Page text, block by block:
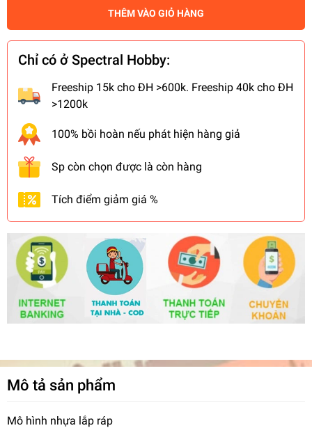
THÊM VÀO GIỎ HÀNG
Chỉ có ở Spectral Hobby:
Freeship 15k cho ĐH >600k. Freeship 40k cho ĐH
>1200k
100% bồi hoàn nếu phát hiện hàng giả
Sp còn chọn được là còn hàng
Tích điểm giảm giá %
Mô tả sản phẩm
Mô hình nhựa lắp ráp